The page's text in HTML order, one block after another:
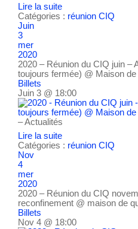
Lire la suite
Catégories : réunion CIQ
Juin
3
mer
2020
2020 – Réunion du CIQ juin –
toujours fermée) @ Maison
Billets
Juin 3 @ 18:00
– Actualités
Lire la suite
Catégories : réunion CIQ
Nov
4
mer
2020
2020 – Réunion du CIQ
reconfinement @ maison de
Billets
Nov 4 @ 18:00